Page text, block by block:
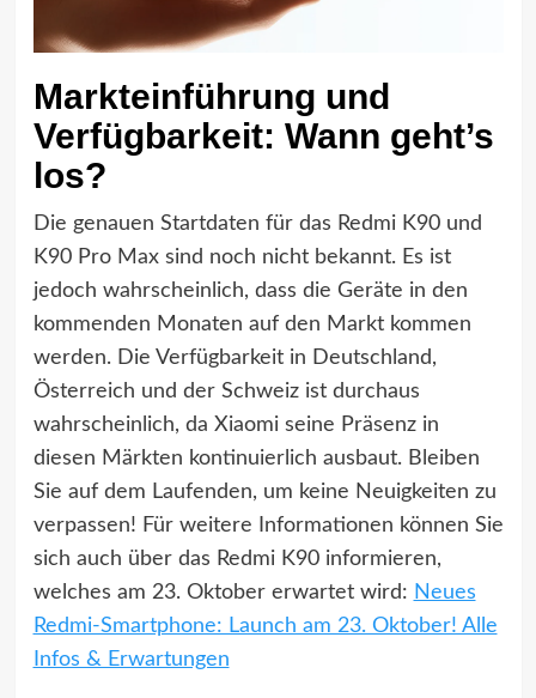
Markteinführung und
Verfügbarkeit: Wann geht’s
los?
Die genauen Startdaten für das Redmi K90 und
K90 Pro Max sind noch nicht bekannt. Es ist
jedoch wahrscheinlich, dass die Geräte in den
kommenden Monaten auf den Markt kommen
werden. Die Verfügbarkeit in Deutschland,
Österreich und der Schweiz ist durchaus
wahrscheinlich, da Xiaomi seine Präsenz in
diesen Märkten kontinuierlich ausbaut. Bleiben
Sie auf dem Laufenden, um keine Neuigkeiten zu
verpassen! Für weitere Informationen können Sie
sich auch über das Redmi K90 informieren,
welches am 23. Oktober erwartet wird: Neues
Redmi-Smartphone: Launch am 23. Oktober! Alle
Infos & Erwartungen